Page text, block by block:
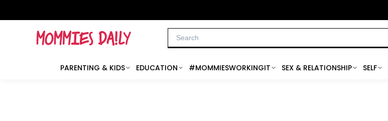
PARENTING & KIDS EDUCATION #MOMMIESWORKINGIT SEX & RELATIONSHIP SELF